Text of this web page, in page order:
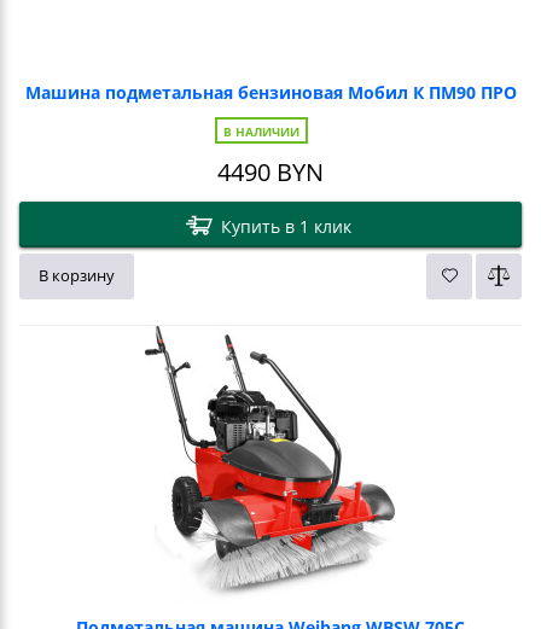
Машина подметальная бензиновая Мобил К ПМ90 ПРО
В НАЛИЧИИ
4490 BYN
Купить в 1 клик
В корзину